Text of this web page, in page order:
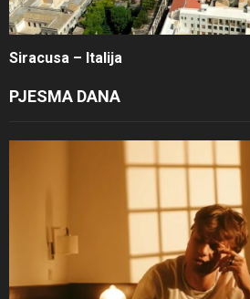
Siracusa – Italija
PJESMA DANA